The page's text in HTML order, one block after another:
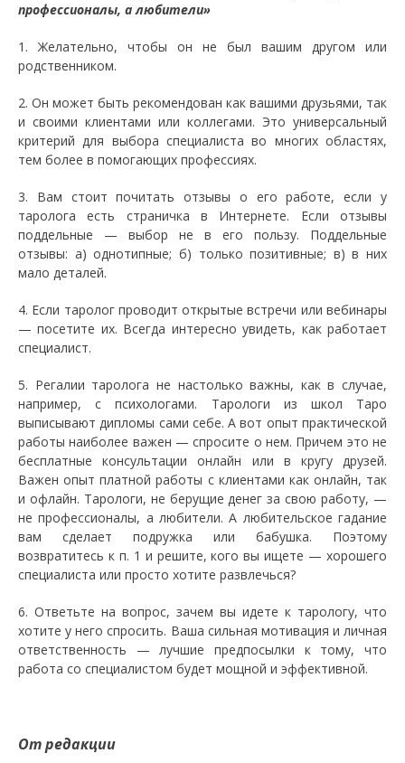
профессионалы, а любители»
1. Желательно, чтобы он не был вашим другом или
родственником.
2. Он может быть рекомендован как вашими друзьями, так
и своими клиентами или коллегами. Это универсальный
критерий для выбора специалиста во многих областях,
тем более в помогающих профессиях.
3. Вам стоит почитать отзывы о его работе, если у
таролога есть страничка в Интернете. Если отзывы
поддельные — выбор не в его пользу. Поддельные
отзывы: а) однотипные; б) только позитивные; в) в них
мало деталей.
4. Если таролог проводит открытые встречи или вебинары
— посетите их. Всегда интересно увидеть, как работает
специалист.
5. Регалии таролога не настолько важны, как в случае,
например, с психологами. Тарологи из школ Таро
выписывают дипломы сами себе. А вот опыт практической
работы наиболее важен — спросите о нем. Причем это не
бесплатные консультации онлайн или в кругу друзей.
Важен опыт платной работы с клиентами как онлайн, так
и офлайн. Тарологи, не берущие денег за свою работу, —
не профессионалы, а любители. А любительское гадание
вам сделает подружка или бабушка. Поэтому
возвратитесь к п. 1 и решите, кого вы ищете — хорошего
специалиста или просто хотите развлечься?
6. Ответьте на вопрос, зачем вы идете к тарологу, что
хотите у него спросить. Ваша сильная мотивация и личная
ответственность — лучшие предпосылки к тому, что
работа со специалистом будет мощной и эффективной.
От редакции